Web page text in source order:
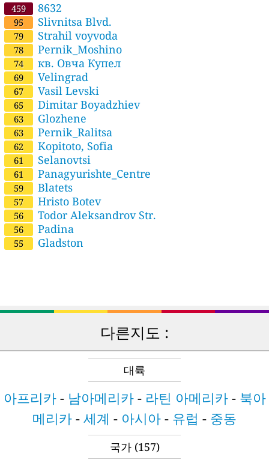
459 8632
95 Slivnitsa Blvd.
79 Strahil voyvoda
78 Pernik_Moshino
74 кв. Овча Купел
69 Velingrad
67 Vasil Levski
65 Dimitar Boyadzhiev
63 Glozhene
63 Pernik_Ralitsa
62 Kopitoto, Sofia
61 Selanovtsi
61 Panagyurishte_Centre
59 Blatets
57 Hristo Botev
56 Todor Aleksandrov Str.
56 Padina
55 Gladston
다른지도 :
대륙
아프리카- 남아메리카- 라틴 아메리카- 북아
메리카 - 세계 - 아시아 - 유럽 - 중동
국가(157)